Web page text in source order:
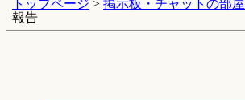
トップページ > 掲示板・チャットの部屋
報告